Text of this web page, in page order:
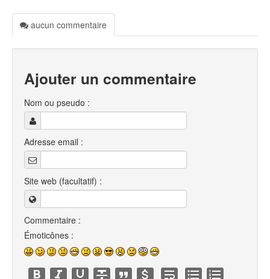
aucun commentaire
Ajouter un commentaire
Nom ou pseudo :
Adresse email :
Site web (facultatif) :
Commentaire :
Émoticônes :